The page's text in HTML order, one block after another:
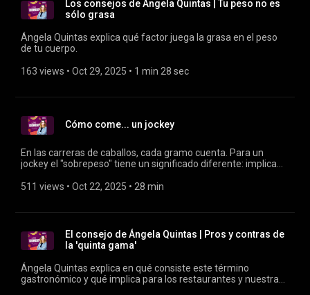
Los consejos de Ángela Quintas | Tu peso no es
sólo grasa
Ángela Quintas explica qué factor juega la grasa en el peso
de tu cuerpo.
163 views • Oct 29, 2025 • 1 min 28 sec
Cómo come... un jockey
En las carreras de caballos, cada gramo cuenta. Para un
jockey el "sobrepeso" tiene un significado diferente: implica
Jaime Gelabert vive intentando un lograr un equilibro
511 views • Oct 22, 2025 • 28 min
El consejo de Ángela Quintas | Pros y contras de
la 'quinta gama'
Ángela Quintas explica en qué consiste este término
gastronómico y qué implica para los restaurantes y nuestra